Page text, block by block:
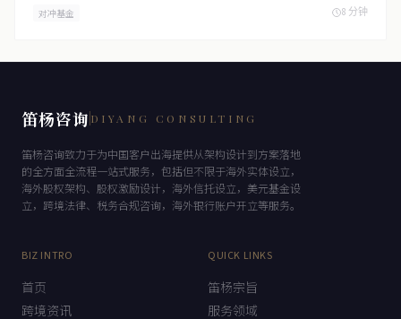
对冲基金 8 分钟
笛杨咨询 DIYANG CONSULTING
笛杨咨询致力于为中国客户出海提供从架构设计到方案落地
的全方面全流程一站式服务，包括但不限于海外实体设立，
海外股权架构、股权激励设计，海外信托设立，美元基金设
立，跨境法律、税务合规咨询，海外银行账户开立等服务。
BIZ INTRO
首页
跨境资讯
QUICK LINKS
笛杨宗旨
服务领域